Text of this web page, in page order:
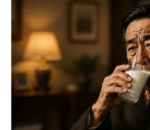
Semmelbrösel und Reibekäse
und mit Butterflöckchen belegen.
Im gut vorgeheizten Ofen 25 bis
Mittelhitze backen.
Mit Petersilie und Tomate
Nach: Kochkunst: Lukullisches von A bis Z.- 3. Aufl.,